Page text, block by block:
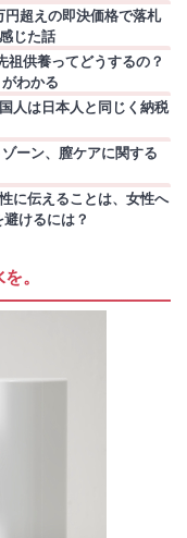
円超えの即決価格で落札
じた話
祖供養ってどうするの？
わかる
人は日本人と同じく納税
ーン、膣ケアに関する
に伝えることは、女性へ
けるには？
。